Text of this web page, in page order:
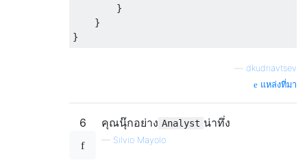
}
}
}
dkudriavtsev
แหล่งที่มา
6 คุณนุ๊กอย่าง Analyst น่าทึ่ง
— Silvio Mayolo